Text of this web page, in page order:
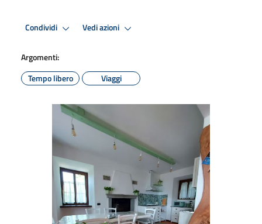
Condividi Vedi azioni
Argomenti:
Tempo libero
Viaggi